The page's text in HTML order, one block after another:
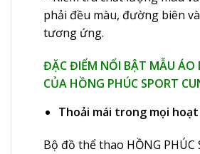
phải đều màu, đường biên
tương ứng.
ĐẶC ĐIỂM NỔI BẬT MẪU ÁO
CỦA HỒNG PHÚC SPORT
Thoải mái trong mọi
Bộ đồ thể thao HỒNG PHÚC